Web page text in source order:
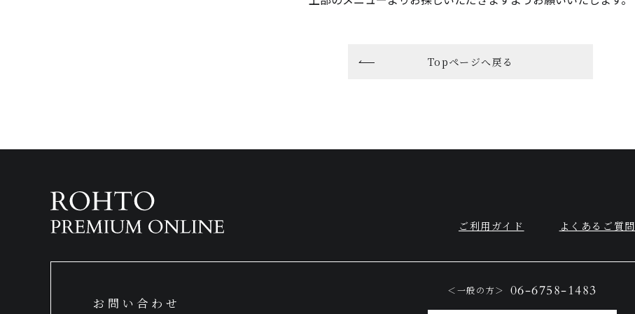
Topページへ戻る
ご利用ガイド よくあるご質問
お問い合わせ
＜一般の方＞ 06-6758-1483